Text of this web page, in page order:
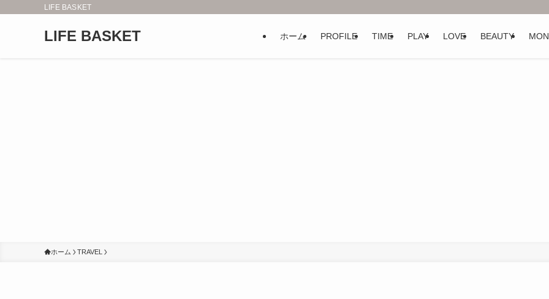
LIFE BASKET
LIFE BASKET ホーム PROFILE TIME PLAY LOVE BEAUTY
ホーム TRAVEL